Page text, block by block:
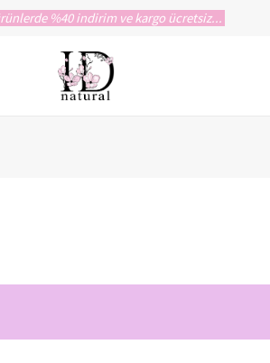
%40 indirim ve kargo ücretsiz...